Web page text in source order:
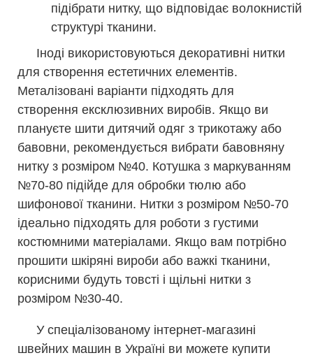
підібрати нитку, що відповідає волокнистій
структурі тканини.
Іноді використовуються декоративні нитки
для створення естетичних елементів.
Металізовані варіанти підходять для
створення ексклюзивних виробів. Якщо ви
плануєте шити дитячий одяг з трикотажу або
бавовни, рекомендується вибрати бавовняну
нитку з розміром №40. Котушка з маркуванням
№70-80 підійде для обробки тюлю або
шифонової тканини. Нитки з розміром №50-70
ідеально підходять для роботи з густими
костюмними матеріалами. Якщо вам потрібно
прошити шкіряні вироби або важкі тканини,
корисними будуть товсті і щільні нитки з
розміром №30-40.
У спеціалізованому інтернет-магазині
швейних машин в Україні ви можете купити